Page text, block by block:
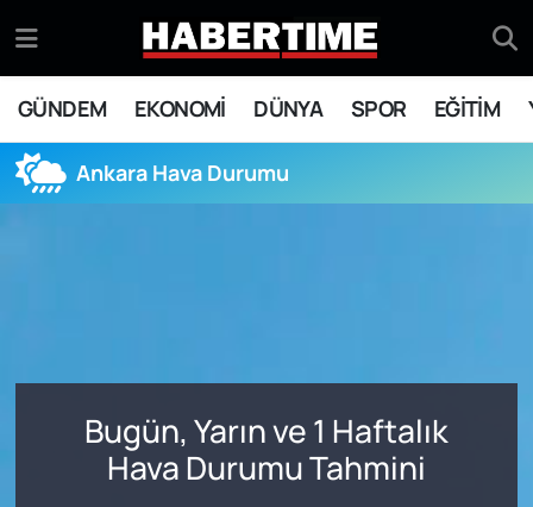
GÜNDEM EKONOMİ DÜNYA SPOR EĞİTİM
Ankara Hava Durumu
Bugün, Yarın ve 1 Haftalık
Hava Durumu Tahmini
EKONOMİ
DÜNYA
SİYASET
Eskişehir Nöbetçi Eczaneler
Eskişehir Hava Durumu
Eskişehir Namaz Vakitleri
Son Dakika Haberleri